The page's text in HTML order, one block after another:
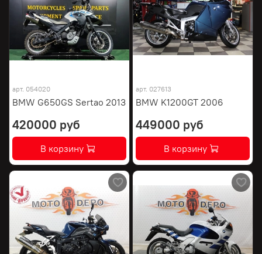
арт. 054020
BMW G650GS Sertao 2013
420000 руб
В корзину
арт. 027613
BMW K1200GT 2006
449000 руб
В корзину